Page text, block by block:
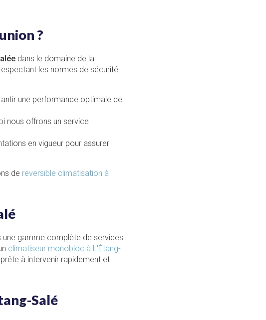
?
dans le domaine de la
les normes de sécurité
une performance optimale de
nous offrons un service
en vigueur pour assurer
de reversible climatisation à
une gamme complète de services
climatiseur monobloc à L'Étang-
à intervenir rapidement et
Salé